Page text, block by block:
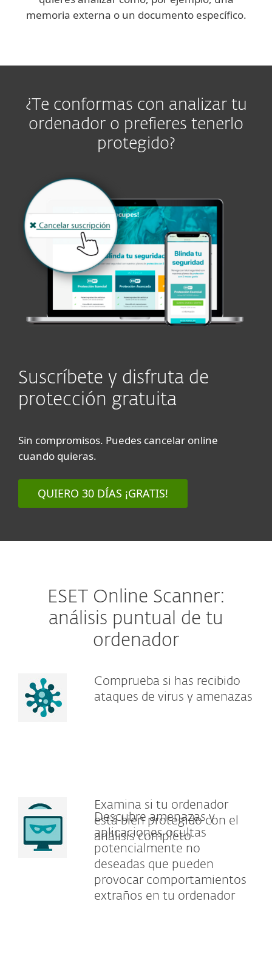
memoria externa o un documento específico.
¿Te conformas con analizar tu
ordenador o prefieres tenerlo
protegido?
Suscríbete y disfruta de
protección gratuita
Sin compromisos. Puedes cancelar online
cuando quieras.
QUIERO 30 DÍAS ¡GRATIS!
ESET Online Scanner:
análisis puntual de tu
ordenador
Comprueba si has recibido
ataques de virus y amenazas
Examina si tu ordenador
está bien protegido con el
análisis completo
Descubre amenazas y
aplicaciones ocultas
potencialmente no
deseadas que pueden
provocar comportamientos
extraños en tu ordenador